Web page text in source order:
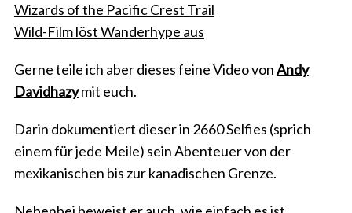
Wizards of the Pacific Crest Trail
Wild-Film löst Wanderhype aus
Gerne teile ich aber dieses feine Video vonAndy
Davidhazymit euch.
Darin dokumentiert dieser in 2660 Selfies (sprich
einem für jede Meile) sein Abenteuer von der
mexikanischen bis zur kanadischen Grenze.